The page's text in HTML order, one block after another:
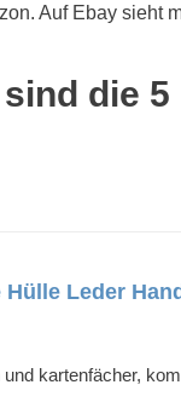
Auf Ebay sieht
die 5
Leder
kartenfächer,